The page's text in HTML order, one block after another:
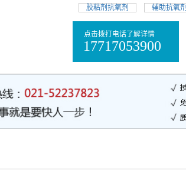
胶粘剂抗氧剂
辅助抗氧剂
点击拨打电话了解详情
17717053900